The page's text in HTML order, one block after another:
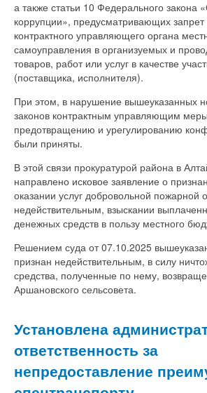
а также статьи 10 Федерального закона
коррупции», предусматривающих запрет
контрактного управляющего органа
самоуправления в организуемых и
товаров, работ или услуг в качестве
(поставщика, исполнителя).
При этом, в нарушение вышеуказанных
законов контрактным управляющим
предотвращению и урегулированию
были приняты.
В этой связи прокуратурой района в
направлено исковое заявление о
оказании услуг добровольной пожарной
недействительным, взыскании
денежных средств в пользу местного
Решением суда от 07.10.2025
признан недействительным, в силу
средства, полученные по нему,
Аршановского сельсовета.
Установлена
ответственность за
непредоставление